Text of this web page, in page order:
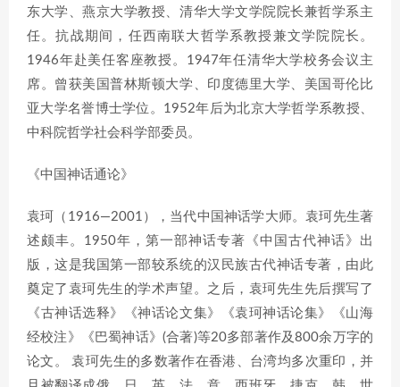
东大学、燕京大学教授、清华大学文学院院长兼哲学系主
任。抗战期间，任西南联大哲学系教授兼文学院院长。
1946年赴美任客座教授。1947年任清华大学校务会议主
席。曾获美国普林斯顿大学、印度德里大学、美国哥伦比
亚大学名誉博士学位。1952年后为北京大学哲学系教授、
中科院哲学社会科学部委员。
《中国神话通论》
袁珂（1916—2001），当代中国神话学大师。袁珂先生著
述颇丰。1950年，第一部神话专著《中国古代神话》出
版，这是我国第一部较系统的汉民族古代神话专著，由此
奠定了袁珂先生的学术声望。之后，袁珂先生先后撰写了
《古神话选释》《神话论文集》《袁珂神话论集》《山海
经校注》《巴蜀神话》(合著)等20多部著作及800余万字的
论文。 袁珂先生的多数著作在香港、台湾均多次重印，并